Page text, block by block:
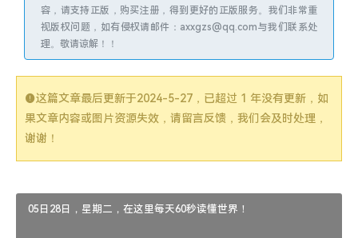
容，请支持正版，购买注册，得到更好的正版服务。我们非常重
视版权问题，如有侵权请邮件：axxgzs@qq.com与我们联系处
理。敬请谅解！！
这篇文章最后更新于2024-5-27 ，已超过 1 年没有更新，如
果文章内容或图片资源失效，请留言反馈，我们会及时处理，
谢谢！
05日28日，星期二，在这里每天60秒读懂世界！